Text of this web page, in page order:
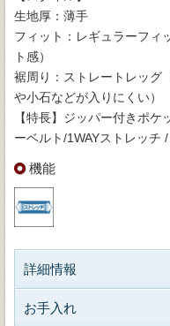
生地厚：薄手
フィット：レギュラーフィ
ト感）
裾周り：ストレートレッグ
や小石などが入りにくい）
【特長】ジッパー付きポ
ーベルト/1WAYストレッチ
機能
詳細情報
お手入れ